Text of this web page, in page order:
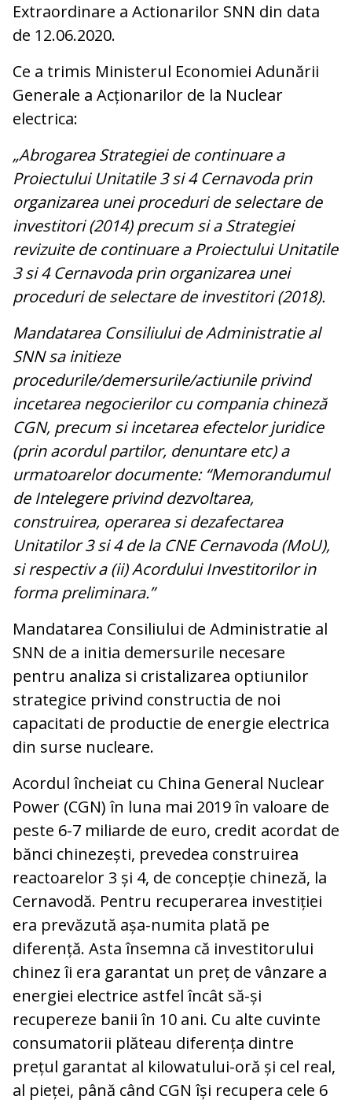
Extraordinare a Actionarilor SNN din data
de 12.06.2020.
Ce a trimis Ministerul Economiei Adunării
Generale a Acționarilor de la Nuclear
electrica:
„Abrogarea Strategiei de continuare a
Proiectului Unitatile 3 si 4 Cernavoda prin
organizarea unei proceduri de selectare de
investitori (2014) precum si a Strategiei
revizuite de continuare a Proiectului Unitatile
3 si 4 Cernavoda prin organizarea unei
proceduri de selectare de investitori (2018).
Mandatarea Consiliului de Administratie al
SNN sa initieze
procedurile/demersurile/actiunile privind
incetarea negocierilor cu compania chineză
CGN, precum si incetarea efectelor juridice
(prin acordul partilor, denuntare etc) a
urmatoarelor documente: “Memorandumul
de Intelegere privind dezvoltarea,
construirea, operarea si dezafectarea
Unitatilor 3 si 4 de la CNE Cernavoda (MoU),
si respectiv a (ii) Acordului Investitorilor in
forma preliminara.”
Mandatarea Consiliului de Administratie al
SNN de a initia demersurile necesare
pentru analiza si cristalizarea optiunilor
strategice privind constructia de noi
capacitati de productie de energie electrica
din surse nucleare.
Acordul încheiat cu China General Nuclear
Power (CGN) în luna mai 2019 în valoare de
peste 6-7 miliarde de euro, credit acordat de
bănci chinezești, prevedea construirea
reactoarelor 3 și 4, de concepție chineză, la
Cernavodă. Pentru recuperarea investiției
era prevăzută așa-numita plată pe
diferență. Asta însemna că investitorului
chinez îi era garantat un preț de vânzare a
energiei electrice astfel încât să-și
recupereze banii în 10 ani. Cu alte cuvinte
consumatorii plăteau diferența dintre
prețul garantat al kilowatului-oră și cel real,
al pieței, până când CGN își recupera cele 6